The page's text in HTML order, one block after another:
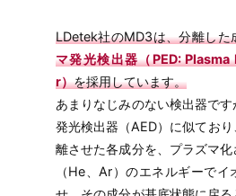
LDetek社のMD3は、分離した
マ発光検出器（PED:
r）を採用しています。
あまりなじみのない検出器で
発光検出器（AED）に似てお
離させた各成分を、プラズマ
（He、Ar）のエネルギーでイ